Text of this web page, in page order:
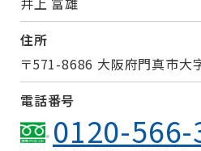
住所
〒571-8686 大阪府門真市大
電話番号
0120-566-